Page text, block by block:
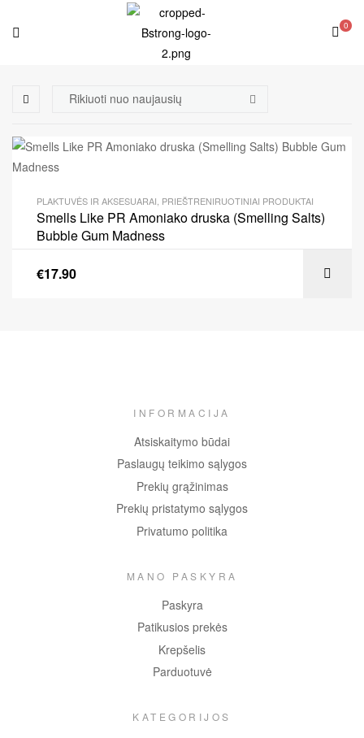
0
PLAKTUVĖS IR AKSESUARAI PRIEŠTRENIRUOTINIAI PRODUKTAI
Smells Like PR Amoniako druska (Smelling Salts)
Bubble Gum Madness
€17.90
INFORMACIJA
Atsiskaitymo būdai
Paslaugų teikimo sąlygos
Prekių grąžinimas
Prekių pristatymo sąlygos
Privatumo politika
MANO PASKYRA
Paskyra
Patikusios prekės
Krepšelis
Parduotuvė
KATEGORIJOS